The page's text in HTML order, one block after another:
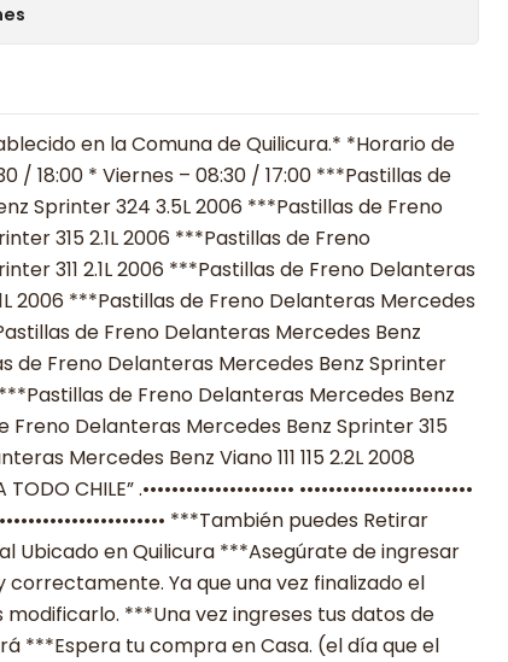
en la Comuna de Quilicura.* *Horario de
/ 18:00 * Viernes – 08:30 / 17:00 ***Pastillas de
Sprinter 324 3.5L 2006 ***Pastillas de Freno
315 2.1L 2006 ***Pastillas de Freno
311 2.1L 2006 ***Pastillas de Freno Delanteras
2006 ***Pastillas de Freno Delanteras Mercedes
de Freno Delanteras Mercedes Benz
de Freno Delanteras Mercedes Benz Sprinter
***Pastillas de Freno Delanteras Mercedes Benz
Freno Delanteras Mercedes Benz Sprinter 315
Mercedes Benz Viano 111 115 2.2L 2008
CHILE” .••••••••••••••••••••• ••••••••••••••••••••••••
***También puedes Retirar
Ubicado en Quilicura ***Asegúrate de ingresar
Ya que una vez finalizado el
***Una vez ingreses tus datos de
***Espera tu compra en Casa. (el día que el